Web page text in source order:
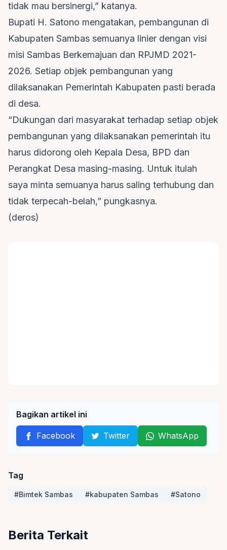
tidak mau bersinergi,” katanya.
Bupati H. Satono mengatakan, pembangunan di
Kabupaten Sambas semuanya linier dengan visi
misi Sambas Berkemajuan dan RPJMD 2021-
2026. Setiap objek pembangunan yang
dilaksanakan Pemerintah Kabupaten pasti berada
di desa.
“Dukungan dari masyarakat terhadap setiap objek
pembangunan yang dilaksanakan pemerintah itu
harus didorong oleh Kepala Desa, BPD dan
Perangkat Desa masing-masing. Untuk itulah
saya minta semuanya harus saling terhubung dan
tidak terpecah-belah,” pungkasnya.
(deros)
Bagikan artikel ini
Facebook Twitter WhatsApp
Tag
#Bimtek Sambas #kabupaten Sambas #Satono
Berita Terkait